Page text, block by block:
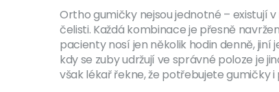
Ortho gumičky nejsou jednotné – existují
čelisti. Každá kombinace je přesně
pacienty nosí jen několik hodin denně, jiní
kdy se zuby udržují ve správné poloze je
však lékař řekne, že potřebujete gumičky